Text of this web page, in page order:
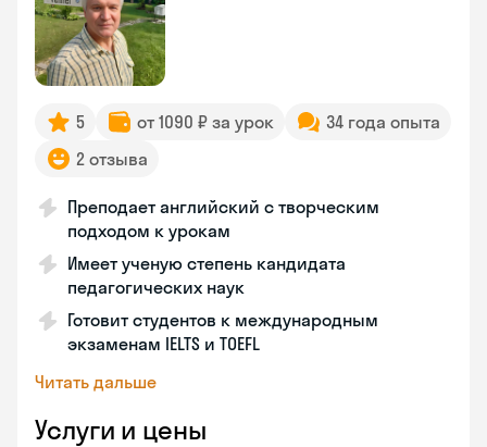
5 от 1090 ₽ за урок
34 года опыта
2 отзыва
Преподает английский с творческим
подходом к урокам
Имеет ученую степень кандидата
педагогических наук
Готовит студентов к международным
экзаменам IELTS и TOEFL
Читать дальше
Услуги и цены